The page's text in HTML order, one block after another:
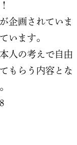
企画されていま
います。
人の考えで自由
もらう内容とな